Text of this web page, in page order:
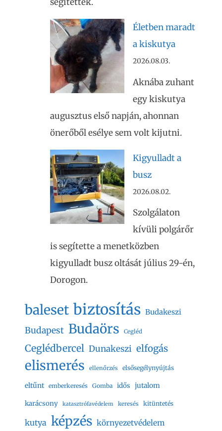
Életben maradt
a kiskutya
2026.08.03.
Aknába zuhant
egy kiskutya
augusztus első napján, ahonnan
önerőből esélye sem volt kijutni.
Kigyulladt a
busz
2026.08.02.
Szolgálaton
kívüli polgárőr
is segítette a menetközben
kigyulladt busz oltását július 29-én,
Dorogon.
baleset biztosítás Budakeszi
Budapest Budaörs Cegléd
Ceglédbercel Dunakeszi elfogás
elismerés ellenőrzés elsősegélynyújtás
eltűnt emberkeresés Gomba idős jutalom
karácsony katasztrófavédelem keresés kitüntetés
kutya képzés környezetvédelem